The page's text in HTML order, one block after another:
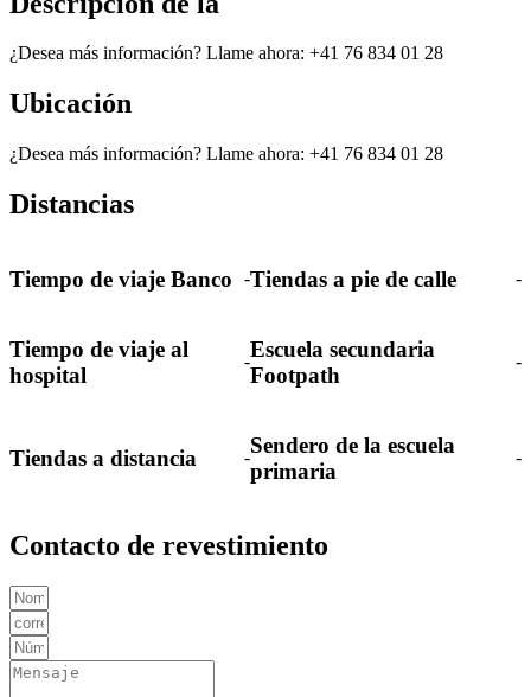
¿Desea más información? Llame ahora: +41 76 834 01 28
Ubicación
¿Desea más información? Llame ahora: +41 76 834 01 28
Distancias
Tiempo de viaje Banco -Tiendas a pie de calle -
Tiempo de viaje al
hospital
-Escuela secundaria
Footpath
-
Tiendas a distancia -Sendero de la escuela
primaria
-
Contacto de revestimiento